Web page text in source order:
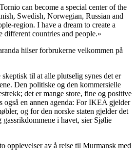
can become a special center of the
Swedish, Norwegian, Russian and
region. I have a dream to create a
different countries and people.»
hilser forbrukerne velkommen på
til at alle plutselig synes det er
Den politiske og den kommersielle
det er mange store, fine og positive
også en annen agenda: For IKEA gjelder
og for den norske staten gjelder det
i havet, sier Sjølie
opplevelser av å reise til Murmansk med